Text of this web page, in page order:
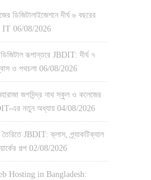
ডিজিটালাইজেশনে দীর্ঘ ৬ বছরের
IT 06/08/2026
ডিজিটাল রূপান্তরে JBDIT: দীর্ঘ ৭
ও পথচলা 06/08/2026
জগদিন্দ্র নাথ স্কুল ও কলেজের
এর নতুন অধ্যায় 04/08/2026
তৈরিতে JBDIT: ক্লাস, প্র্যাকটিক্যাল
গল্প 02/08/2026
Hosting in Bangladesh: